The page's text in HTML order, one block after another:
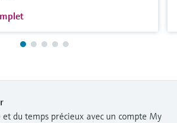
du temps précieux avec un compte My